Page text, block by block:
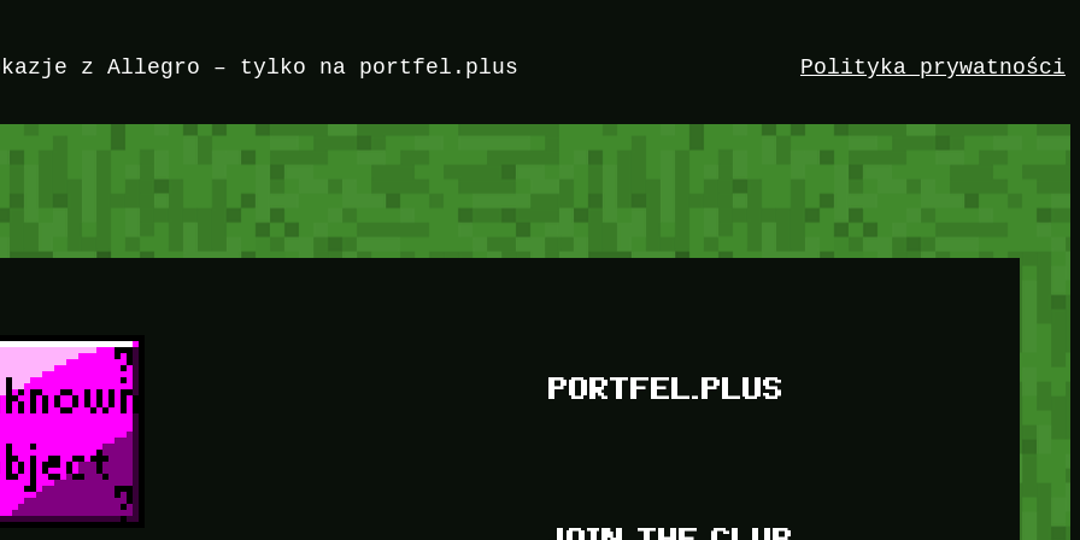
z Allegro – tylko na portfel.plus Polityka prywatności
PORTFEL.PLUS